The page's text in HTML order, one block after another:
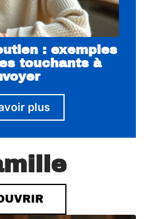
: exemples
touchants à
plus